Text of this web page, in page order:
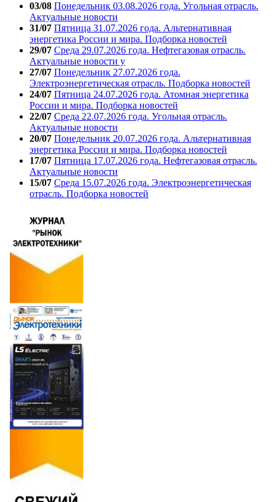
03/08 Понедельник 03.08.2026 года. Угольная отрасль.
Актуальные новости
31/07 Пятница 31.07.2026 года. Альтернативная
энергетика России и мира. Подборка новостей
29/07 Среда 29.07.2026 года. Нефтегазовая отрасль.
Актуальные новости у
27/07 Понедельник 27.07.2026 года.
Электроэнергетическая отрасль. Подборка новостей
24/07 Пятница 24.07.2026 года. Атомная энергетика
России и мира. Подборка новостей
22/07 Среда 22.07.2026 года. Угольная отрасль.
Актуальные новости
20/07 Понедельник 20.07.2026 года. Альтернативная
энергетика России и мира. Подборка новостей
17/07 Пятница 17.07.2026 года. Нефтегазовая отрасль.
Актуальные новости
15/07 Среда 15.07.2026 года. Электроэнергетическая
отрасль. Подборка новостей